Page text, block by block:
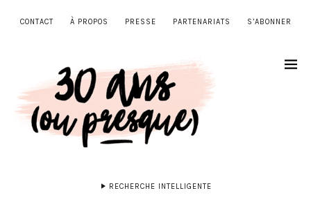
CONTACT À PROPOS PRESSE PARTENARIATS S’ABONNER
RECHERCHE INTELLIGENTE